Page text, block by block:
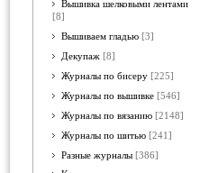
Вышивка шелковыми лентами
[8]
Вышиваем гладью [3]
Декупаж [8]
Журналы по бисеру [225]
Журналы по вышивке [546]
Журналы по вязанию [2148]
Журналы по шитью [241]
Разные журналы [386]